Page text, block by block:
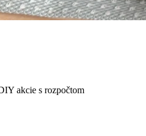
akcie s rozpočtom